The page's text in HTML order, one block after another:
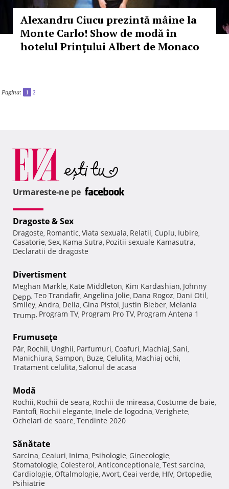
Alexandru Ciucu prezintă mâine la
Monte Carlo! Show de modă în
hotelul Prinţului Albert de Monaco
Pagina: 1 2
Urmareste-ne pe
Dragoste & Sex
Dragoste, Romantic, Viata sexuala, Relatii, Cuplu, Iubire,
Casatorie, Sex, Kama Sutra, Pozitii sexuale Kamasutra,
Declaratii de dragoste
Divertisment
Meghan Markle, Kate Middleton, Kim Kardashian, Johnny
Depp, Teo Trandafir, Angelina Jolie, Dana Rogoz, Dani Otil,
Smiley, Andra, Delia, Gina Pistol, Justin Bieber, Melania
Trump, Program TV, Program Pro TV, Program Antena 1
Frumuseţe
Păr, Rochii, Unghii, Parfumuri, Coafuri, Machiaj, Sani,
Manichiura, Sampon, Buze, Celulita, Machiaj ochi,
Tratament celulita, Salonul de acasa
Modă
Rochii, Rochii de seara, Rochii de mireasa, Costume de baie,
Pantofi, Rochii elegante, Inele de logodna, Verighete,
Ochelari de soare, Tendinte 2020
Sănătate
Sarcina, Ceaiuri, Inima, Psihologie, Ginecologie,
Stomatologie, Colesterol, Anticonceptionale, Test sarcina,
Cardiologie, Oftalmologie, Avort, Ceai verde, HIV, Ortopedie,
Psihiatrie